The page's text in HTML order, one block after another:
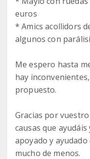
euros
* Amics acollidors
algunos con
Me espero hasta
hay
propuesto.
Gracias por
causas que
apoyado y
mucho de menos.